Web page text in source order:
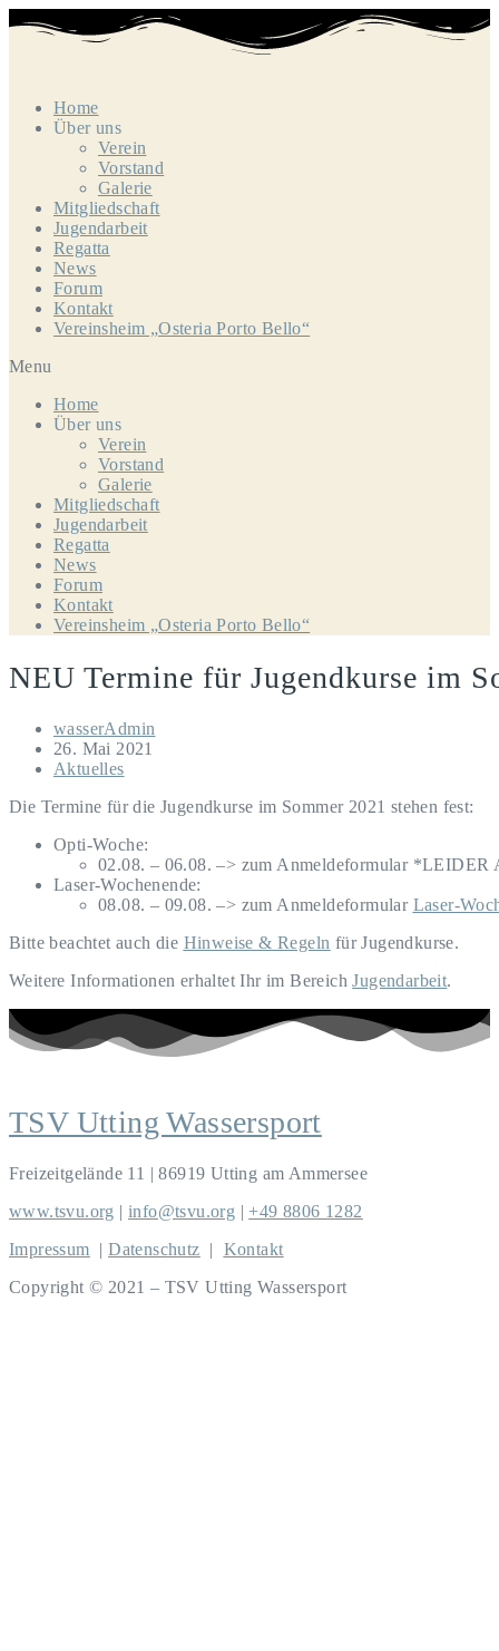
Inhalt
Home
Über uns
Verein
Vorstand
Galerie
Mitgliedschaft
Jugendarbeit
Regatta
News
Forum
Kontakt
Vereinsheim „Osteria Porto Bello“
Menu
Home
Über uns
Verein
Vorstand
Galerie
Mitgliedschaft
Jugendarbeit
Regatta
News
Forum
Kontakt
Vereinsheim „Osteria Porto Bello“
NEU Termine für Jugendkurse im
Beitrags-
Autor:
wasserAdmin
Beitrag
veröffentlicht:
26. Mai 2021
Beitrags-
Aktuelles
Die Termine für die Jugendkurse im Sommer 2021 stehen fest:
Opti-Woche:
02.08. – 06.08. –> zum Anmeldeformular *LEIDER
Laser-Wochenende:
08.08. – 09.08. –> zum Anmeldeformular Laser-
Bitte beachtet auch die Hinweise & Regeln für Jugendkurse.
Weitere Informationen erhaltet Ihr im BereichJugendarbeit.
TSV Utting Wassersport
Freizeitgelände 11 | 86919 Utting am Ammersee
www.tsvu.org |info@tsvu.org
+49 8806 1282
Impressum |Datenschutz
Kontakt
Copyright © 2021 – TSV Utting Wassersport